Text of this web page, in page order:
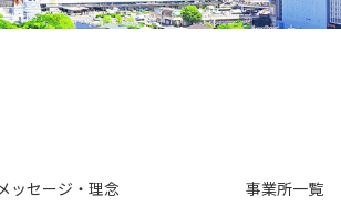
ッセージ・理念 事業所一覧